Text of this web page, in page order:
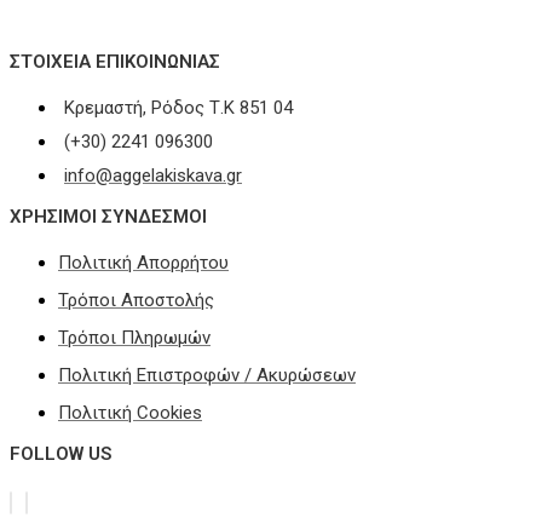
ΣΤΟΙΧΕΊΑ ΕΠΙΚΟΙΝΩΝΊΑΣ
Κρεμαστή, Ρόδος Τ.Κ 851 04
(+30) 2241 096300
info@aggelakiskava.gr
ΧΡΗΣΙΜΟΙ ΣΥΝΔΕΣΜΟΙ
Πολιτική Απορρήτου
Τρόποι Αποστολής
Τρόποι Πληρωμών
Πολιτική Επιστροφών / Ακυρώσεων
Πολιτική Cookies
FOLLOW US